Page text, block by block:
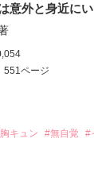
意外と身近に
551ページ
キュン #無自覚 #